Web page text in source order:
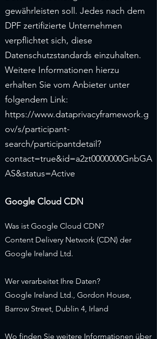
gewährleisten soll. Jedes nach dem
DPF zertifizierte Unternehmen
verpflichtet sich, diese
Datenschutzstandards einzuhalten.
Weitere Informationen hierzu
erhalten Sie vom Anbieter unter
folgendem Link:
https://www.dataprivacyframework.g
ov/s/participant-
search/participantdetail?
contact=true&id=a2zt0000000GnbGA
AS&status=Active
Google Cloud CDN
Was ist Google Cloud CDN?
Content Delivery Network (CDN) der
Google Ireland Ltd.
Wer verarbeitet Ihre Daten?
Google Ireland Ltd., Gordon House,
Barrow Street, Dublin 4, Irland
Wo finden Sie weitere Informationen über